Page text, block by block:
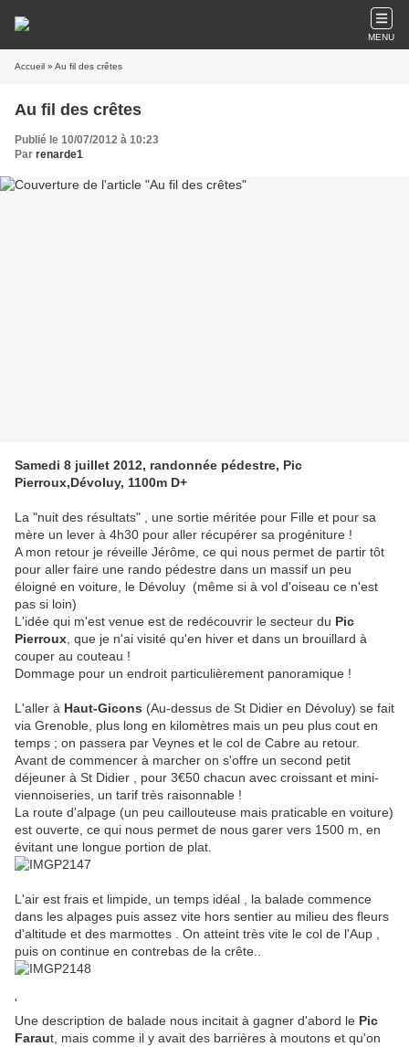
MENU
Accueil » Au fil des crêtes
Au fil des crêtes
Publié le 10/07/2012 à 10:23
Par renarde1
Samedi 8 juillet 2012, randonnée pédestre, Pic
Pierroux,Dévoluy, 1100m D+
La "nuit des résultats" , une sortie méritée pour Fille et pour sa
mère un lever à 4h30 pour aller récupérer sa progéniture !
A mon retour je réveille Jérôme, ce qui nous permet de partir tôt
pour aller faire une rando pédestre dans un massif un peu
éloigné en voiture, le Dévoluy (même si à vol d'oiseau ce n'est
pas si loin)
L'idée qui m'est venue est de redécouvrir le secteur du Pic
Pierroux , que je n'ai visité qu'en hiver et dans un brouillard à
couper au couteau !
Dommage pour un endroit particulièrement panoramique !
L'aller à Haut-Gicons (Au-dessus de St Didier en Dévoluy) se fait
via Grenoble, plus long en kilomètres mais un peu plus cout en
temps ; on passera par Veynes et le col de Cabre au retour.
Avant de commencer à marcher on s'offre un second petit
déjeuner à St Didier , pour 3€50 chacun avec croissant et mini-
viennoiseries, un tarif très raisonnable !
La route d'alpage (un peu caillouteuse mais praticable en voiture)
est ouverte, ce qui nous permet de nous garer vers 1500 m, en
évitant une longue portion de plat.
L'air est frais et limpide, un temps idéal , la balade commence
dans les alpages puis assez vite hors sentier au milieu des fleurs
d'altitude et des marmottes . On atteint très vite le col de l'Aup ,
puis on continue en contrebas de la crête..
'
Une description de balade nous incitait à gagner d'abord le Pic
Faraut, mais comme il y avait des barrières à moutons et qu'on